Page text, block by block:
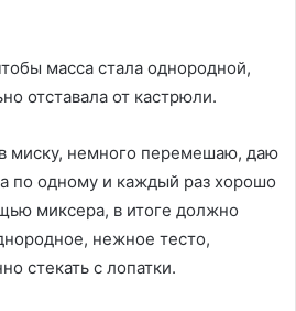
масса стала однородной,
отставала от кастрюли.
миску, немного перемешаю, даю
по одному и каждый раз хорошо
миксера, в итоге должно
нежное тесто,
стекать с лопатки.